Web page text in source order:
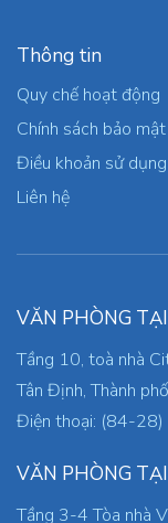
Thông tin
Quy chế hoạt động
Chính sách bảo mật
Điều khoản sử dụng
Liên hệ
VĂN PHÒNG
Tầng 10, toà nhà
Tân Định, Thành
Điện thoại: (84-
VĂN PHÒNG
Tầng 3-4 Tòa nhà